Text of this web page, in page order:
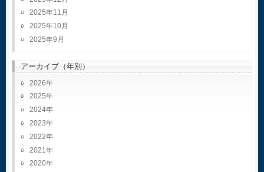
2025年11月
2025年10月
2025年9月
アーカイブ（年別）
2026
2025
2024
2023
2022
2021
2020